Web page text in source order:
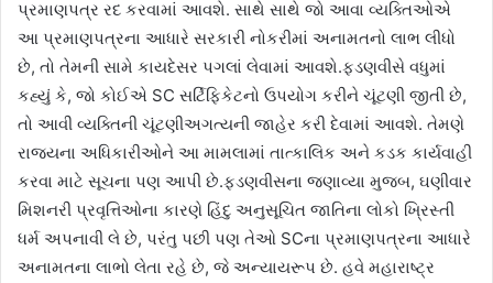
પ્રમાણપત્ર રદ કરવામાં આવશે. સાથે સાથે જો આવા વ્યક્તિઓએ
આ પ્રમાણપત્રના આધારે સરકારી નોકરીમાં અનામતનો લાભ લીધો
છે, તો તેમની સામે કાયદેસર પગલાં લેવામાં આવશે.ફડણવીસે વધુમાં
કહ્યું કે, જો કોઈએ SC સર્ટિફિકેટનો ઉપયોગ કરીને ચૂંટણી જીતી છે,
તો આવી વ્યક્તિની ચૂંટણીઅગત્યની જાહેર કરી દેવામાં આવશે. તેમણે
રાજ્યના અધિકારીઓને આ મામલામાં તાત્કાલિક અને કડક કાર્યવાહી
કરવા માટે સૂચના પણ આપી છે.ફડણવીસના જણાવ્યા મુજબ, ઘણીવાર
મિશનરી પ્રવૃત્તિઓના કારણે હિંદુ અનુસૂચિત જાતિના લોકો ખ્રિસ્તી
ધર્મ અપનાવી લે છે, પરંતુ પછી પણ તેઓ SCના પ્રમાણપત્રના આધારે
અનામતના લાભો લેતા રહે છે, જે અન્યાયરૂપ છે. હવે મહારાષ્ટ્ર